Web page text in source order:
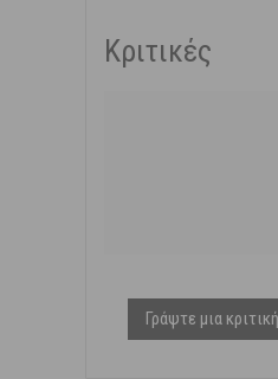
Κριτικές
Γράψτε μια κριτική